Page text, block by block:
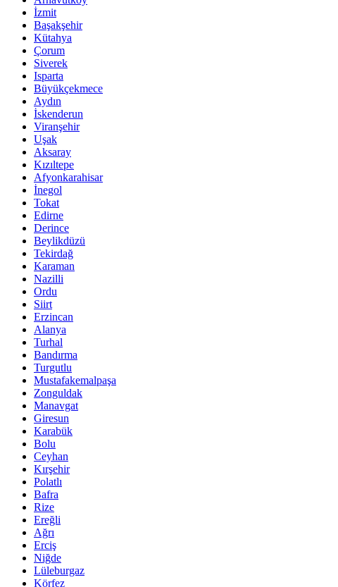
İzmit
Başakşehir
Kütahya
Çorum
Siverek
Isparta
Büyükçekmece
Aydın
İskenderun
Viranşehir
Uşak
Aksaray
Kızıltepe
Afyonkarahisar
İnegol
Tokat
Edirne
Derince
Beylikdüzü
Tekirdağ
Karaman
Nazilli
Ordu
Siirt
Erzincan
Alanya
Turhal
Bandırma
Turgutlu
Mustafakemalpaşa
Zonguldak
Manavgat
Giresun
Karabük
Bolu
Ceyhan
Kırşehir
Polatlı
Bafra
Rize
Ereğli
Ağrı
Erciş
Niğde
Lüleburgaz
Körfez